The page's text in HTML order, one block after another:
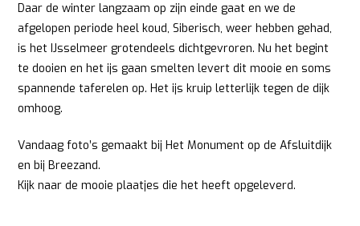
Daar de winter langzaam op zijn einde gaat en we de
afgelopen periode heel koud, Siberisch, weer hebben gehad,
is het IJsselmeer grotendeels dichtgevroren. Nu het begint
te dooien en het ijs gaan smelten levert dit mooie en soms
spannende taferelen op. Het ijs kruip letterlijk tegen de dijk
omhoog.
Vandaag foto’s gemaakt bij Het Monument op de Afsluitdijk
en bij Breezand.
Kijk naar de mooie plaatjes die het heeft opgeleverd.